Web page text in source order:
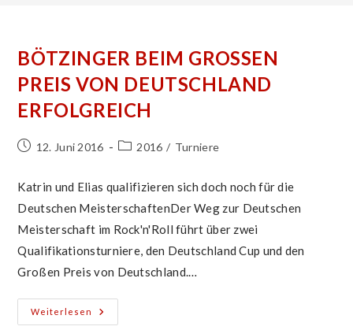
BÖTZINGER BEIM GROSSEN P
REIS VON DEUTSCHLAND E
RFOLGREICH
Beitrag12. Juni 2016
Beitrags-
2016 / Turniere
Katrin und Elias qualifizieren sich doch noch für die
Deutschen MeisterschaftenDer Weg zur Deutschen
Meisterschaft im Rock'n'Roll führt über zwei
Qualifikationsturniere, den Deutschland Cup und den
Großen Preis von Deutschland.…
Weiterlesen
Bötzinger
Beim